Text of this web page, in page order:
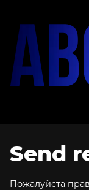
Send
Пожалуйста